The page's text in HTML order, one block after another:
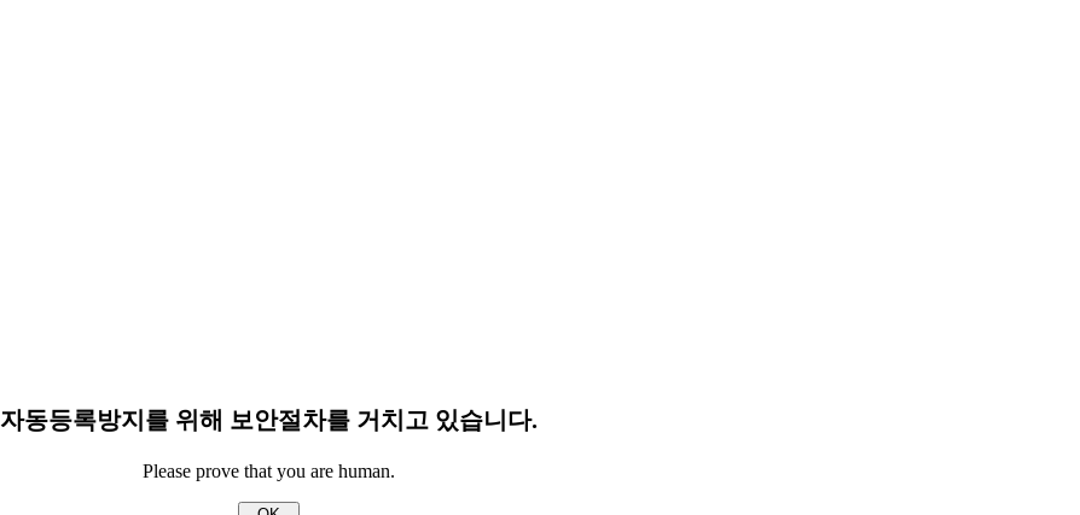
자동등록방지를 위해 보안절차를 거치고 있습니다.
Please prove that you are human.